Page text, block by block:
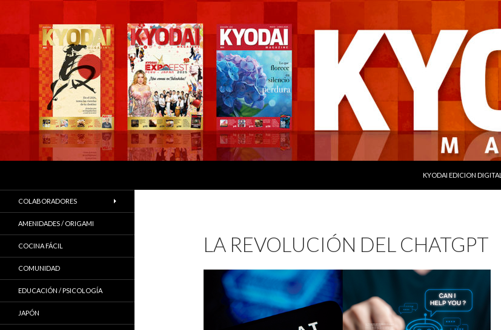
KYODAI EDICION DIGITAL
LA REVOLUCIÓN DEL CHATGPT
COLABORADORES
AMENIDADES / ORIGAMI
COCINA FÁCIL
COMUNIDAD
EDUCACIÓN / PSICOLOGÍA
JAPÓN